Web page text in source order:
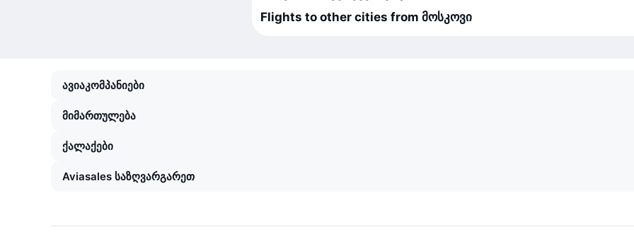
Flights to other cities from მოსკოვი
ავიაკომპანიები
მიმართულება
ქალაქები
Aviasales საზღვარგარეთ